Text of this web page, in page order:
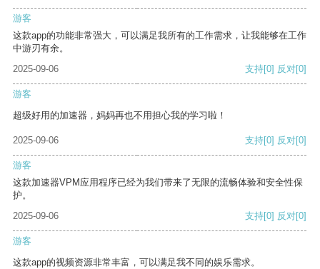
游客
这款app的功能非常强大，可以满足我所有的工作需求，让我能够在工作
中游刃有余。
2025-09-06
支持[0] 反对[0]
游客
超级好用的加速器，妈妈再也不用担心我的学习啦！
2025-09-06 支持[0] 反对[0]
游客
这款加速器VPM应用程序已经为我们带来了无限的流畅体验和安全性保
护。
2025-09-06
支持[0] 反对[0]
游客
这款app的视频资源非常丰富，可以满足我不同的娱乐需求。